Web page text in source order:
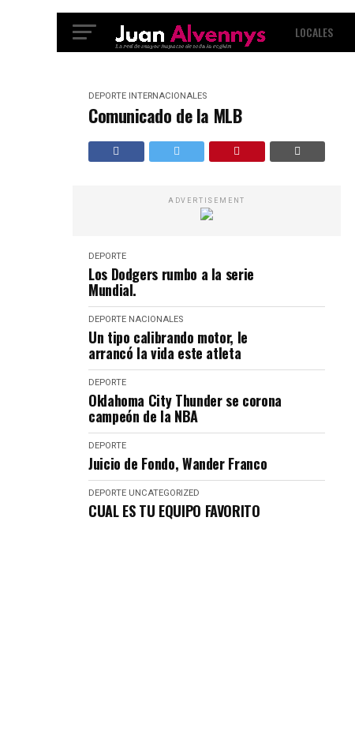
LOCALES
DEPORTE INTERNACIONALES
Comunicado de la MLB
ADVERTISEMENT
DEPORTE
Los Dodgers rumbo a la serie
Mundial.
DEPORTE NACIONALES
Un tipo calibrando motor, le
arrancó la vida este atleta
DEPORTE
Oklahoma City Thunder se corona
campeón de la NBA
DEPORTE
Juicio de Fondo, Wander Franco
DEPORTE UNCATEGORIZED
CUAL ES TU EQUIPO FAVORITO